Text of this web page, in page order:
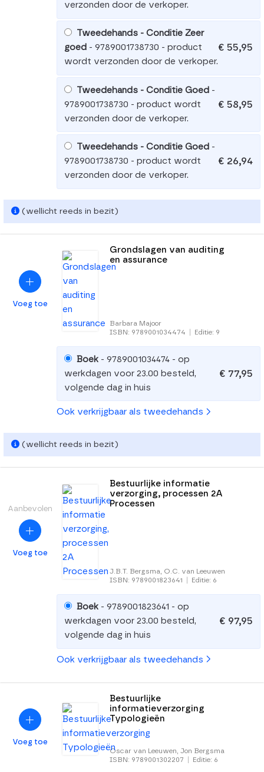
verzonden door de verkoper.
Tweedehands - Conditie Zeer
goed - 9789001738730 - product
wordt verzonden door de verkoper.
€ 55,95
Tweedehands - Conditie Goed -
9789001738730 - product wordt
verzonden door de verkoper.
€ 58,95
Tweedehands - Conditie Goed -
9789001738730 - product wordt
verzonden door de verkoper.
€ 26,94
(wellicht reeds in bezit)
Voeg toe
Grondslagen van auditing
en assurance
Barbara Majoor
ISBN: 9789001034474
Editie: 9
Boek- 9789001034474 - op
werkdagen voor 23.00 besteld,
volgende dag in huis
€ 77,95
Ook verkrijgbaar als tweedehands
(wellicht reeds in bezit)
Aanbevolen
Voeg toe
Bestuurlijke informatie
verzorging, processen 2A
Processen
J.B.T. Bergsma, O.C. van Leeuwen
ISBN: 9789001823641
Editie: 6
Boek- 9789001823641 - op
werkdagen voor 23.00 besteld,
volgende dag in huis
€ 97,95
Ook verkrijgbaar als tweedehands
Voeg toe
Bestuurlijke
informatieverzorging
Typologieën
Oscar van Leeuwen, Jon Bergsma
ISBN: 9789001302207
Editie: 6